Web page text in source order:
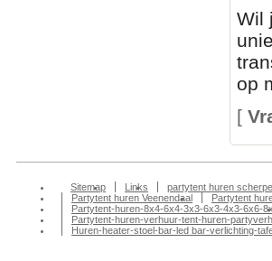
Wil
op
[
Sitemap Links partytent huren
Partytent huren Veenendaal
Partytent
Partytent-huren-8x4-6x4-3x3-6x3-4x3-6x6-
Partytent-huren-verhuur-tent-huren-
Huren-heater-stoel-bar-led bar-verlichting-